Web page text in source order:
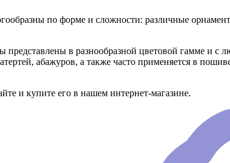
по форме и сложности: различные
в разнообразной цветовой гамме и с
абажуров, а также часто применяется в
и купите его в нашем интернет-магазине.